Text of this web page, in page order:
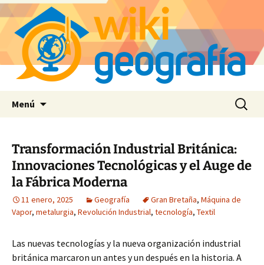
Menú Buscar:
Transformación Industrial Británica:
Innovaciones Tecnológicas y el Auge de
la Fábrica Moderna
11 enero, 2025 Geografía Gran Bretaña, Máquina de
Vapor, metalurgia, Revolución Industrial, tecnología, Textil
Las nuevas tecnologías y la nueva organización industrial
británica marcaron un antes y un después en la historia. A